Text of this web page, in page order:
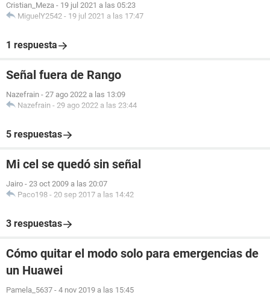
Cristian_Meza - 19 jul 2021 a las 05:23
MiguelY2542 - 19 jul 2021 a las 17:47
1 respuesta
Señal fuera de Rango
Nazefrain - 27 ago 2022 a las 13:09
Nazefrain - 29 ago 2022 a las 23:44
5 respuestas
Mi cel se quedó sin señal
Jairo - 23 oct 2009 a las 20:07
Paco198 - 20 sep 2017 a las 14:42
3 respuestas
Cómo quitar el modo solo para emergencias de
un Huawei
Pamela_5637 - 4 nov 2019 a las 15:45